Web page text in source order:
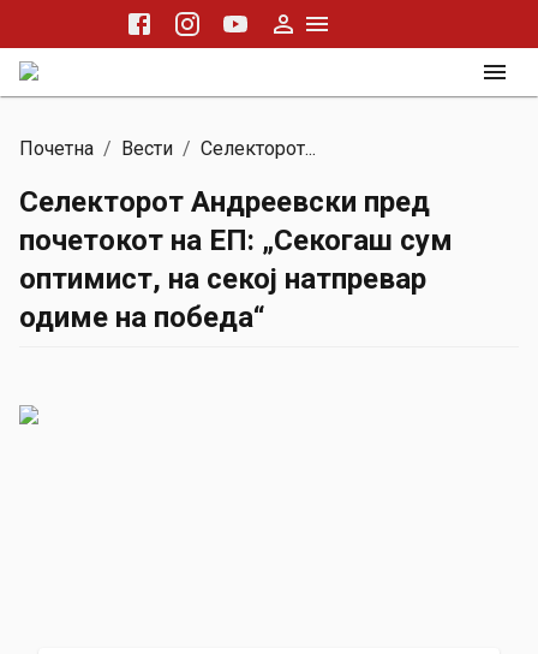
Почетна / Вести / Селекторот...
Селекторот Андреевски пред
почетокот на ЕП: „Секогаш сум
оптимист, на секој натпревар
одиме на победа“